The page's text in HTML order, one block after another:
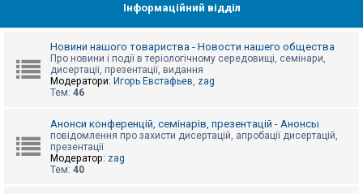
и
т
П
Інформаційний відділ
Новини нашого товариства - Новости нашего общества
Про новини і події в теріологічному середовищі, семінари,
дисертації, презентації, видання
Модератори: Игорь Евстафьев, zag
Тем: 46
Анонси конференцій, семінарів, презентацій - Анонсы
повідомлення про захисти дисертацій, апробації дисертацій,
презентації
Модератор: zag
Тем: 40